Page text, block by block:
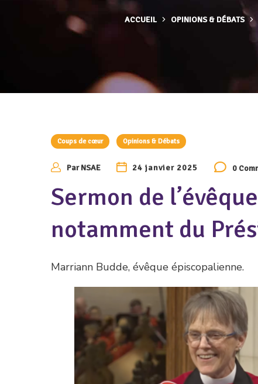
ACCUEIL OPINIONS & DÉBATS
Coups de cœur Opinions & Débats
ParNSAE 24 janvier 2025 0
Sermon de
notamment du
Marriann Budde, évêque épiscopalienne.